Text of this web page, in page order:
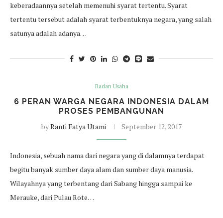
keberadaannya setelah memenuhi syarat tertentu. Syarat
tertentu tersebut adalah syarat terbentuknya negara, yang salah
satunya adalah adanya…
Badan Usaha
6 PERAN WARGA NEGARA INDONESIA DALAM
PROSES PEMBANGUNAN
byRanti Fatya Utami September 12, 2017
Indonesia, sebuah nama dari negara yang di dalamnya terdapat
begitu banyak sumber daya alam dan sumber daya manusia.
Wilayahnya yang terbentang dari Sabang hingga sampai ke
Merauke, dari Pulau Rote…